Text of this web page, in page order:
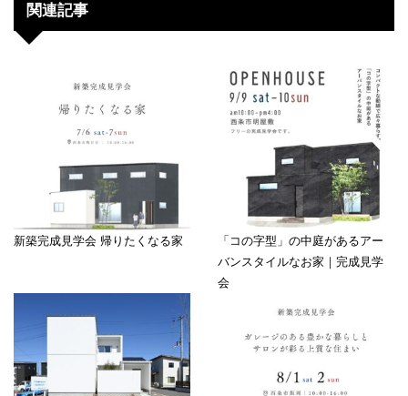
関連記事
新築完成見学会 帰りたくなる家
「コの字型」の中庭があるアー
バンスタイルなお家｜完成見学
会